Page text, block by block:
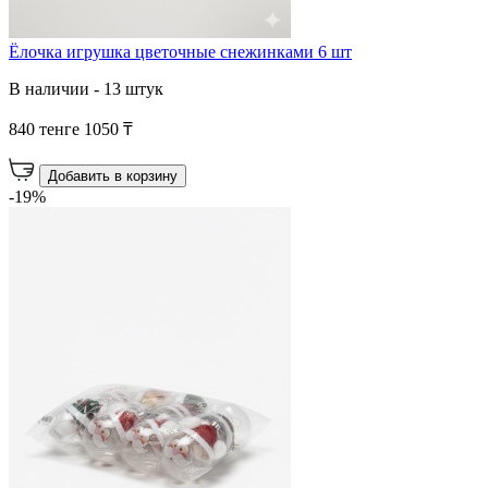
Ёлочка игрушка цветочные снежинками 6 шт
В наличии - 13 штук
840 тенге 1050 ₸
Добавить в корзину
-19%